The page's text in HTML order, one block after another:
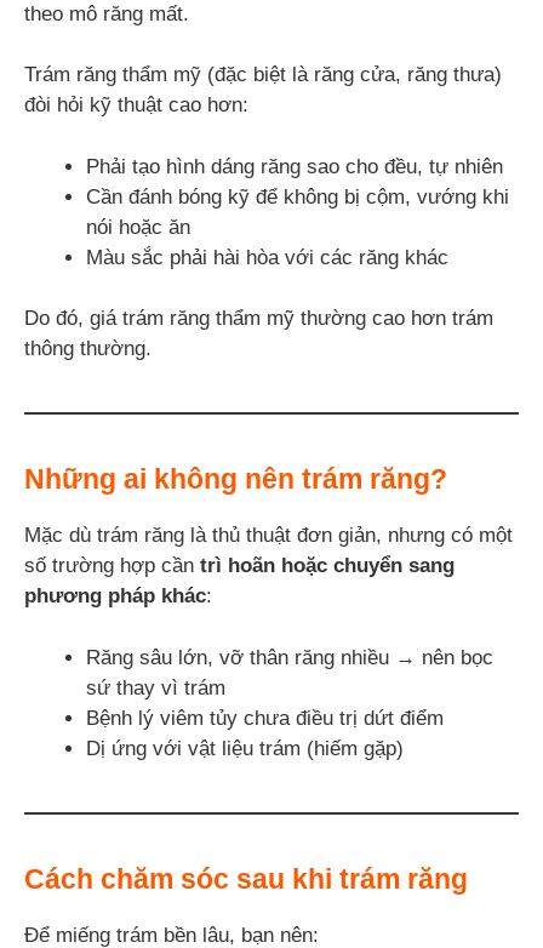
theo mô răng mất.
Trám răng thẩm mỹ (đặc biệt là răng cửa, răng thưa)
đòi hỏi kỹ thuật cao hơn:
Phải tạo hình dáng răng sao cho đều, tự nhiên
Cần đánh bóng kỹ để không bị cộm, vướng khi
nói hoặc ăn
Màu sắc phải hài hòa với các răng khác
Do đó, giá trám răng thẩm mỹ thường cao hơn trám
thông thường.
Những ai không nên trám răng?
Mặc dù trám răng là thủ thuật đơn giản, nhưng có một
số trường hợp cần trì hoãn hoặc chuyển sang
phương pháp khác:
Răng sâu lớn, vỡ thân răng nhiều → nên bọc
sứ thay vì trám
Bệnh lý viêm tủy chưa điều trị dứt điểm
Dị ứng với vật liệu trám (hiếm gặp)
Cách chăm sóc sau khi trám răng
Để miếng trám bền lâu, bạn nên: